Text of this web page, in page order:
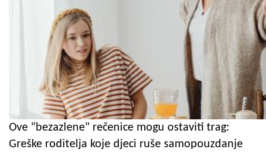
Ove "bezazlene" rečenice mogu ostaviti trag:
Greške roditelja koje djeci ruše samopouzdanje